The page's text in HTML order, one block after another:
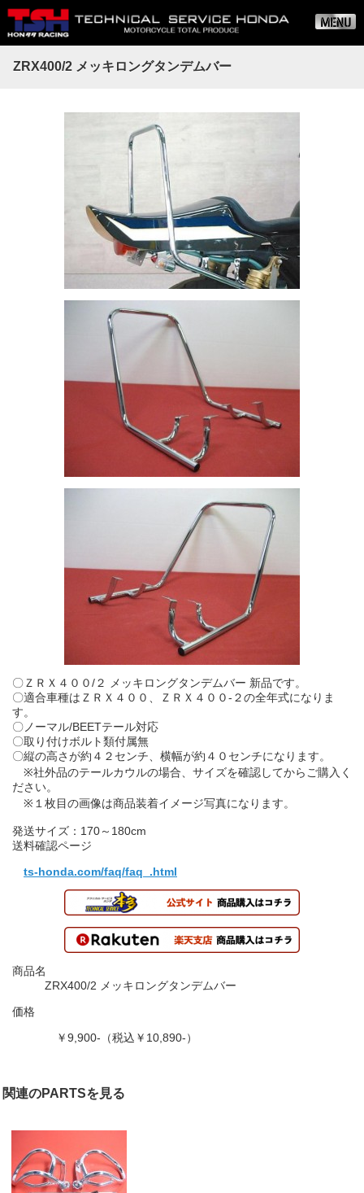
ZRX400/2 メッキロングタンデムバー
〇ＺＲＸ４００/２ メッキロングタンデムバー 新品です。
〇適合車種はＺＲＸ４００、ＺＲＸ４００-２の全年式になりま
す。
〇ノーマル/BEETテール対応
〇取り付けボルト類付属無
〇縦の高さが約４２センチ、横幅が約４０センチになります。
※社外品のテールカウルの場合、サイズを確認してからご購入く
ださい。
※１枚目の画像は商品装着イメージ写真になります。
発送サイズ：170～180cm
送料確認ページ
ts-honda.com/faq/faq_.html
商品名
ZRX400/2 メッキロングタンデムバー
価格
￥9,900-（税込￥10,890-）
関連のPARTSを見る